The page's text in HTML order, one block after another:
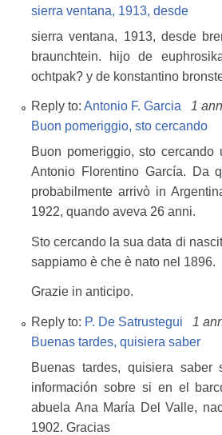
sierra ventana, 1913, desde
sierra ventana, 1913, desde
braunchtein. hijo de
ochtpak? y de konstantino
Reply to: Antonio F. Garcia 1
Buon pomeriggio, sto cercando
Buon pomeriggio, sto
Antonio Florentino García. Da
probabilmente arrivò in
1922, quando aveva 26 anni.
Sto cercando la sua data di
sappiamo è che è nato nel 1896.
Grazie in anticipo.
Reply to: P. De Satrustegui 1
Buenas tardes, quisiera saber
Buenas tardes, quisiera
información sobre si en el
abuela Ana María Del Valle,
1902. Gracias